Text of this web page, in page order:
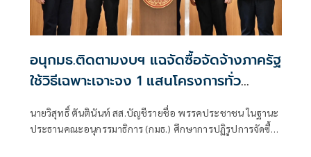
อนุกมธ.ติดตามงบฯ แฉจัดซื้อจัดจ้างภาครัฐ
ใช้วิธีเฉพาะเจาะจง 1 แสนโครงการทั่ว
ประเทศ เอื้อทุจริตงบกว่า 5 หมื่นล้านบาท
นายวิสุทธิ์ ตันตินันท์ สส.บัญชีรายชื่อ พรรคประชาชน ในฐานะ
ประธานคณะอนุกรรมาธิการ (กมธ.) ศึกษาการปฏิรูปการจัดซื้อ